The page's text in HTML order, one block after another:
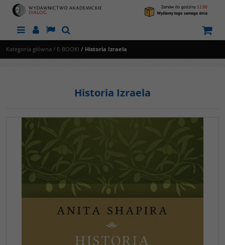
MenuPanelLangSzukaj
Kategoria główna / E-BOOKI / Historia Izraela
Historia Izraela